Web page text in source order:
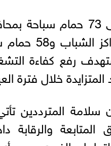
وتشمل خطة المتابعة المرور على 73
بواقع 15 حمام
رفع كفاءة
خلال فترة
سلامة المترددين
المتابعة